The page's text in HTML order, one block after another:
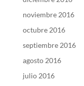
noviembre 2016
octubre 2016
septiembre 2016
agosto 2016
julio 2016